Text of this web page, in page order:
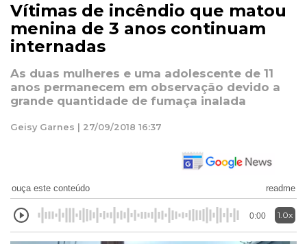
Vítimas de incêndio que matou
menina de 3 anos continuam
internadas
As duas mulheres e uma adolescente de 11
anos permanecem em observação devido a
grande quantidade de fumaça inalada
Geisy Garnes | 27/09/2018 16:37
ouça este conteúdo readme
0:00 1.0x